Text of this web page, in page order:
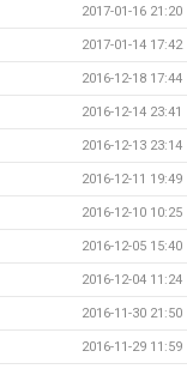
2017-01-16 21:20
2017-01-14 17:42
2016-12-18 17:44
2016-12-14 23:41
2016-12-13 23:14
2016-12-11 19:49
2016-12-10 10:25
2016-12-05 15:40
2016-12-04 11:24
2016-11-30 21:50
2016-11-29 11:59